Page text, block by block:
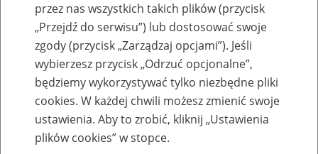
Wdrożenie nowej metryki programu
Płatnik 24 maja 2024 r.
przez nas wszystkich takich plików (przycisk
„Przejdź do serwisu”) lub dostosować swoje
zgody (przycisk „Zarządzaj opcjami”). Jeśli
wybierzesz przycisk „Odrzuć opcjonalne”,
będziemy wykorzystywać tylko niezbędne pliki
cookies. W każdej chwili możesz zmienić swoje
ustawienia. Aby to zrobić, kliknij „Ustawienia
plików cookies” w stopce.